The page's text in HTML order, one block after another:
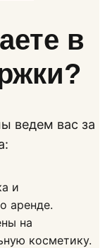
в
ведем вас за
и
аренде.
на
косметику.